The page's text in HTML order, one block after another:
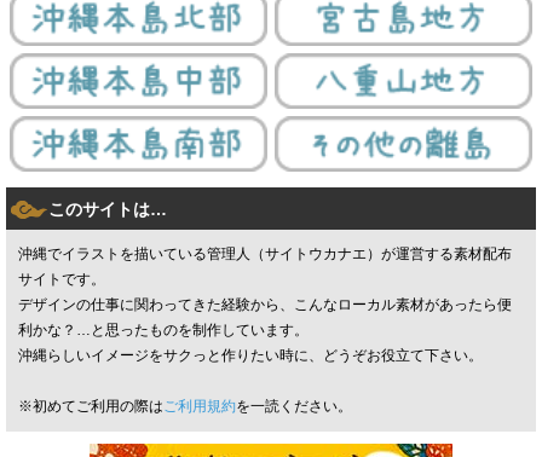
このサイトは…
沖縄でイラストを描いている管理人（サイトウカナエ）が運営する素材配布
サイトです。
デザインの仕事に関わってきた経験から、こんなローカル素材があったら便
利かな？…と思ったものを制作しています。
沖縄らしいイメージをサクっと作りたい時に、どうぞお役立て下さい。
※初めてご利用の際はご利用規約を一読ください。